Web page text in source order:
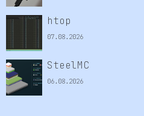
htop
07.08.2026
SteelMC
06.08.2026